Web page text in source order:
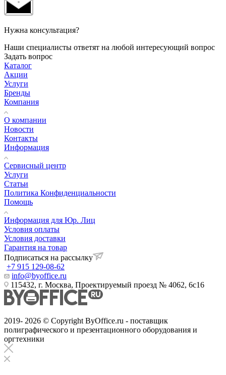
Нужна консультация?
Наши специалисты ответят на любой интересующий вопрос
Задать вопрос
Каталог
Акции
Услуги
Бренды
Компания
О компании
Новости
Контакты
Информация
Сервисный центр
Услуги
Статьи
Политика Конфиденциальности
Помощь
Информация для Юр. Лиц
Условия оплаты
Условия доставки
Гарантия на товар
Подписаться на рассылку
+7 915 129-08-62
info@byoffice.ru
115432, г. Москва, Проектируемый проезд № 4062, 6с16
2019- 2026 © Copyright ByOffice.ru - поставщик
полиграфического и презентационного оборудования и
оргтехники